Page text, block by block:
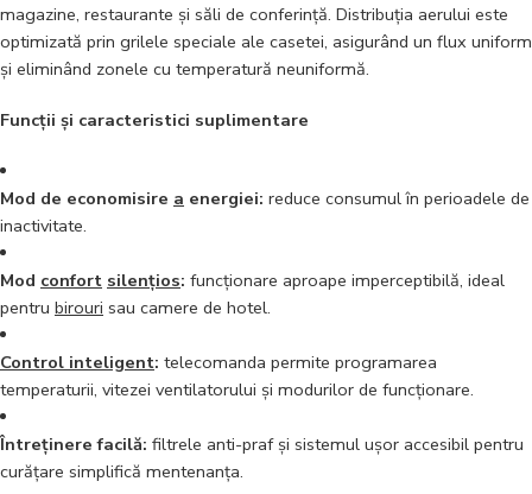
magazine, restaurante și săli de conferință. Distribuția aerului este
optimizată prin grilele speciale ale casetei, asigurând un flux uniform
și eliminând zonele cu temperatură neuniformă.
Funcții și caracteristici suplimentare
Mod de economisire a energiei: reduce consumul în perioadele de
inactivitate.
Mod confort silențios: funcționare aproape imperceptibilă, ideal
pentru birouri sau camere de hotel.
Control inteligent: telecomanda permite programarea
temperaturii, vitezei ventilatorului și modurilor de funcționare.
Întreținere facilă: filtrele anti-praf și sistemul ușor accesibil pentru
curățare simplifică mentenanța.